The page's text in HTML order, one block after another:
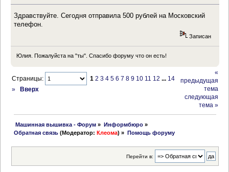
Здравствуйте. Сегодня отправила 500 рублей на Московский
телефон.
Записан
Юлия. Пожалуйста на "ты". Спасибо форуму что он есть!
Страницы: 1 2 3 4 5 6 7 8 9 10 11 12 ... 14
»
Вверх
«
предыдущая
тема
следующая
тема »
Машинная вышивка - Форум » Информбюро»
Обратная связь (Модератор: Клеома) » Помощь форуму
Перейти в: